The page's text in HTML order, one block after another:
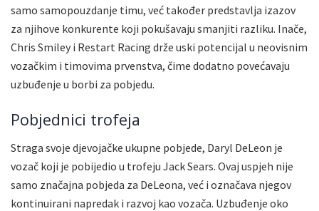
samo samopouzdanje timu, već također predstavlja izazov
za njihove konkurente koji pokušavaju smanjiti razliku. Inače,
Chris Smiley i Restart Racing drže uski potencijal u neovisnim
vozačkim i timovima prvenstva, čime dodatno povećavaju
uzbuđenje u borbi za pobjedu.
Pobjednici trofeja
Straga svoje djevojačke ukupne pobjede, Daryl DeLeon je
vozač koji je pobijedio u trofeju Jack Sears. Ovaj uspjeh nije
samo značajna pobjeda za DeLeona, već i označava njegov
kontinuirani napredak i razvoj kao vozača. Uzbuđenje oko